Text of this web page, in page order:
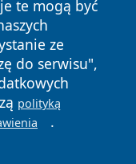
te mogą być
ze
do serwisu",
polityką
.
Polityka
Cookies